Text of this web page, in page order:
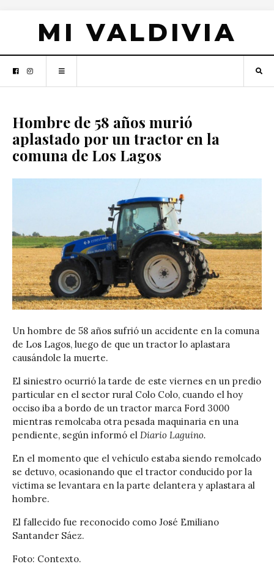
MI VALDIVIA
Hombre de 58 años murió
aplastado por un tractor en la
comuna de Los Lagos
Un hombre de 58 años sufrió un accidente en la comuna
de Los Lagos, luego de que un tractor lo aplastara
causándole la muerte.
El siniestro ocurrió la tarde de este viernes en un predio
particular en el sector rural Colo Colo, cuando el hoy
occiso iba a bordo de un tractor marca Ford 3000
mientras remolcaba otra pesada maquinaria en una
pendiente, según informó el Diario Laguino.
En el momento que el vehículo estaba siendo remolcado
se detuvo, ocasionando que el tractor conducido por la
victima se levantara en la parte delantera y aplastara al
hombre.
El fallecido fue reconocido como José Emiliano
Santander Sáez.
Foto: Contexto.